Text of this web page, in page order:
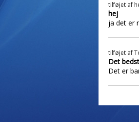
tilføjet af
hej
ja det er
tilføjet af
Det
Det er